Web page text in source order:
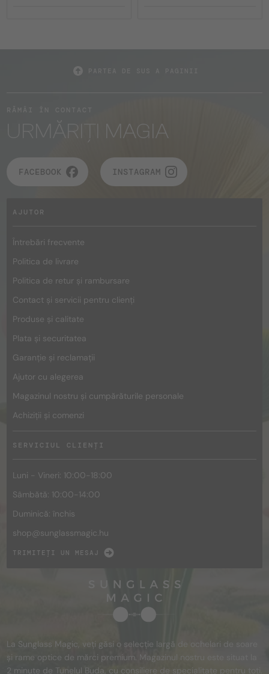
URMĂRIȚI MAGIA
FACEBOOK INSTAGRAM
AJUTOR
Întrebări frecvente
Politica de livrare
Politica de retur și rambursare
Contact și servicii pentru clienți
Produse și calitate
Plata și securitatea
Garanție și reclamații
Ajutor cu alegerea
Magazinul nostru și cumpărăturile personale
Achiziții și comenzi
SERVICIUL CLIENȚI
Luni - Vineri: 10:00-18:00
Sâmbătă: 10:00-14:00
Duminică: închis
shop@sunglassmagic.hu
TRIMITEȚI UN MESAJ
La Sunglass Magic, veți găsi o selecție largă de ochelari de soare
și rame optice de mărci premium. Magazinul nostru este situat la
2 minute de Tunelul Buda, cu consiliere de specialitate pentru toți.